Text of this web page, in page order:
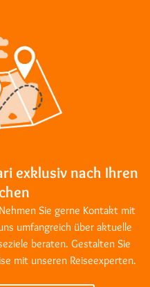
exklusiv nach Ihren
Sie gerne Kontakt mit
umfangreich über aktuelle
beraten. Gestalten Sie
mit unseren Reiseexperten.